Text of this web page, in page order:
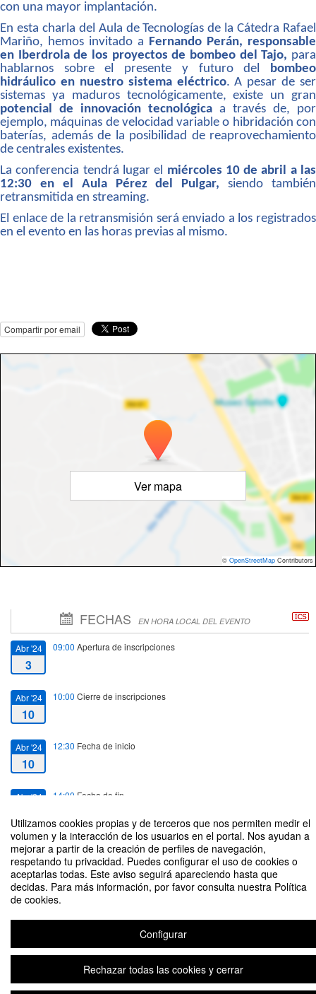
Utilizamos cookies propias y de terceros que nos permiten medir el
volumen y la interacción de los usuarios en el portal. Nos ayudan a
mejorar a partir de la creación de perfiles de navegación,
respetando tu privacidad. Puedes configurar el uso de cookies o
aceptarlas todas. Este aviso seguirá apareciendo hasta que
decidas. Para más información, por favor consulta nuestra Política
de cookies.
Configurar
Rechazar todas las cookies y cerrar
con una mayor implantación.
En esta charla del Aula de Tecnologías de la Cátedra Rafael
Mariño, hemos invitado a Fernando Perán, responsable
en Iberdrola de los proyectos de bombeo del Tajo, para
hablarnos sobre el presente y futuro del
bombeo
hidráulico en nuestro sistema eléctrico. A pesar de ser
sistemas ya maduros tecnológicamente, existe un gran
potencial de innovación tecnológica a través de, por
ejemplo, máquinas de velocidad variable o hibridación con
baterías, además de la posibilidad de reaprovechamiento
de centrales existentes.
La conferencia tendrá lugar el miércoles 10 de abril a las
12:30 en el Aula Pérez del Pulgar,siendo también
retransmitida en streaming.
El enlace de la retransmisión será enviado a los registrados
en el evento en las horas previas al mismo.
Compartir por email
Ver mapa
© OpenStreetMap Contributors
FECHAS EN HORA LOCAL DEL EVENTO
Abr '24
3
09:00 Apertura de inscripciones
Abr '24
10
10:00 Cierre de inscripciones
Abr '24
10
12:30 Fecha de inicio
Abr '24 14:00 Fecha de fin
Presente y futuro del almacenamiento energético por bombeo hidráulico
Plataforma de organización de eventos Symposium